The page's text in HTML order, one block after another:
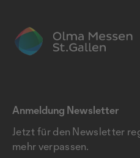
Anmeldung Newsletter
Jetzt für den Newsletter
mehr verpassen.